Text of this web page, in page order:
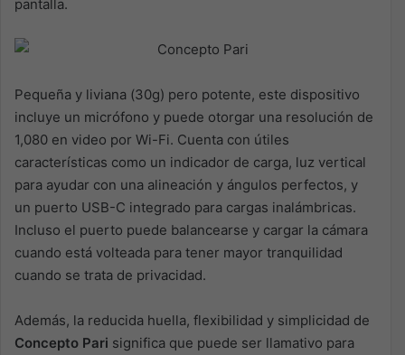
pantalla.
Pequeña y liviana (30g) pero potente, este dispositivo
incluye un micrófono y puede otorgar una resolución de
1,080 en video por Wi-Fi. Cuenta con útiles
características como un indicador de carga, luz vertical
para ayudar con una alineación y ángulos perfectos, y
un puerto USB-C integrado para cargas inalámbricas.
Incluso el puerto puede balancearse y cargar la cámara
cuando está volteada para tener mayor tranquilidad
cuando se trata de privacidad.
Además, la reducida huella, flexibilidad y simplicidad de
Concepto Pari significa que puede ser llamativo para